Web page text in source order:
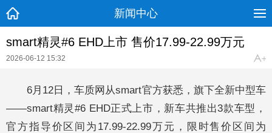
新闻中心
smart精灵#6 EHD上市 售价17.99-22.99万元
2026-06-12 15:32
6月12日，车质网从smart官方获悉，旗下全新中型车
——smart精灵#6 EHD正式上市，新车共推出3款车型，
官方指导价区间为17.99-22.99万元，限时售价区间为